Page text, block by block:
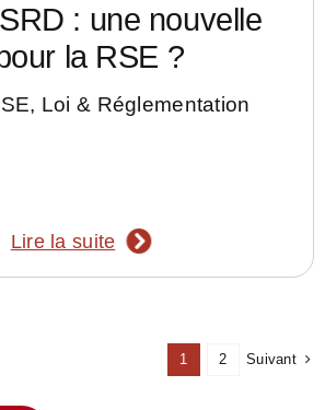
: une nouvelle
la RSE ?
, Loi & Réglementation
Lire la suite
1 2 Suivant